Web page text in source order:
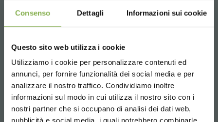
Consenso Dettagli Informazioni sui cookie
Questo sito web utilizza i cookie
Utilizziamo i cookie per personalizzare contenuti ed
annunci, per fornire funzionalità dei social media e per
analizzare il nostro traffico. Condividiamo inoltre
informazioni sul modo in cui utilizza il nostro sito con i
nostri partner che si occupano di analisi dei dati web,
TAUCHE EIN IN UNSERE
WELT!
Ein kleines Geschenk für dich...